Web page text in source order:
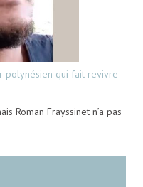
polynésien qui fait revivre
Roman Frayssinet n’a pas